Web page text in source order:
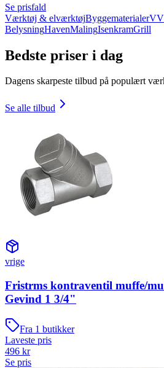
Se prisfald
Værktøj & elværktøjByggematerialer
BelysningHavenMalingIsenkramGrill
Bedste priser i dag
Dagens skarpeste tilbud på populært
Se alle tilbud
vrige
Fristrms kontraventil muffe/
Gevind 1 3/4"
Fra 1 butikker
Laveste pris
496 kr
Se pris